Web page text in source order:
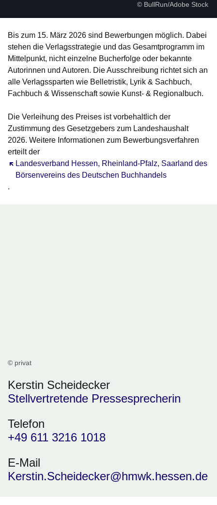
© BullRun/Adobe Stock
Bis zum 15. März 2026 sind Bewerbungen möglich. Dabei
stehen die Verlagsstrategie und das Gesamtprogramm im
Mittelpunkt, nicht einzelne Bucherfolge oder bekannte
Autorinnen und Autoren. Die Ausschreibung richtet sich an
alle Verlagssparten wie Belletristik, Lyrik & Sachbuch,
Fachbuch & Wissenschaft sowie Kunst- & Regionalbuch.
Die Verleihung des Preises ist vorbehaltlich der
Zustimmung des Gesetzgebers zum Landeshaushalt
2026. Weitere Informationen zum Bewerbungsverfahren
erteilt der
Landesverband Hessen, Rheinland-Pfalz, Saarland des
Börsenvereins des Deutschen Buchhandels
Öffnet sich in einem neuen Fenster
.
© privat
Kerstin Scheidecker
Stellvertretende Pressesprecherin
Telefon
+49 611 3216 1018
E-Mail
Kerstin.Scheidecker@hmwk.hessen.de